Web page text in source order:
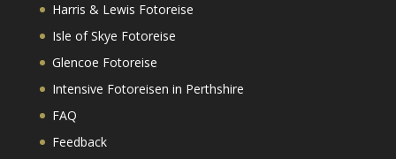
Harris & Lewis Fotoreise
Isle of Skye Fotoreise
Glencoe Fotoreise
Intensive Fotoreisen in Perthshire
FAQ
Feedback